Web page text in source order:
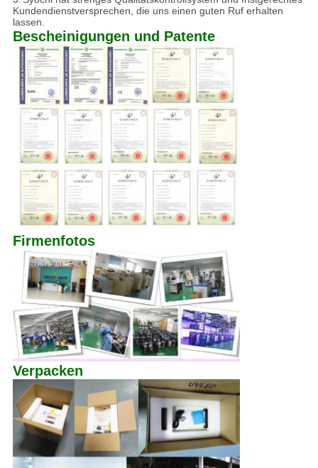
Kundendienstversprechen, die uns einen guten Ruf erhalten
lassen.
Bescheinigungen und Patente
Firmenfotos
Verpacken